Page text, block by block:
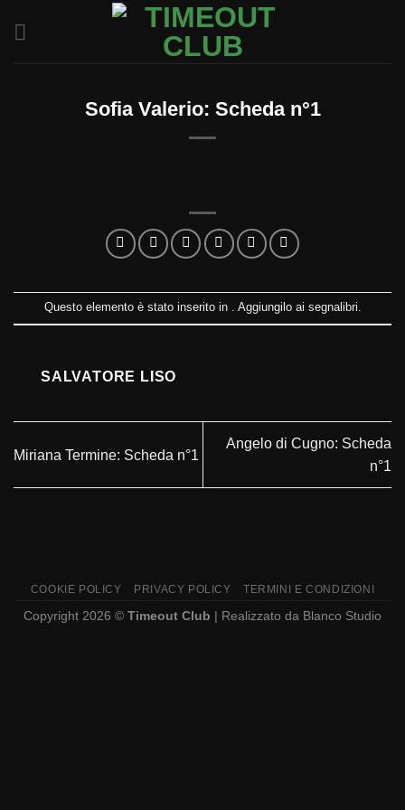
Sofia Valerio: Scheda n°1
Questo elemento è stato inserito in . Aggiungilo ai segnalibri.
SALVATORE LISO
Miriana Termine: Scheda n°1
Angelo di Cugno: Scheda
n°1
COOKIE POLICY PRIVACY POLICY TERMINI E CONDIZIONI
Copyright 2026 © Timeout Club | Realizzato da Blanco Studio